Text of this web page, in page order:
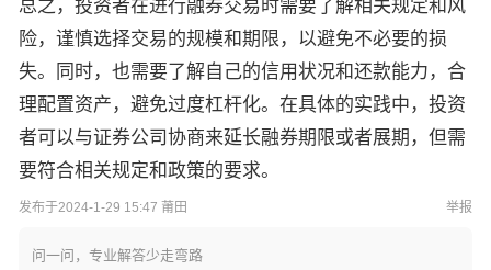
总之，投资者在进行融券交易时需要了解相关规定和风
险，谨慎选择交易的规模和期限，以避免不必要的损
失。同时，也需要了解自己的信用状况和还款能力，合
理配置资产，避免过度杠杆化。在具体的实践中，投资
者可以与证券公司协商来延长融券期限或者展期，但需
要符合相关规定和政策的要求。
发布于2024-1-29 15:47 莆田 举报
问一问，专业解答少走弯路